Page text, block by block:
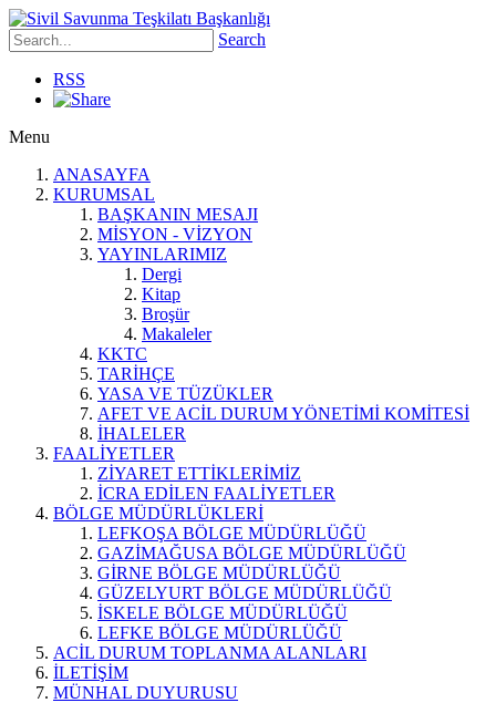
Search
RSS
Menu
ANASAYFA
KURUMSAL
BAŞKANIN MESAJI
MİSYON - VİZYON
YAYINLARIMIZ
Dergi
Kitap
Broşür
Makaleler
KKTC
TARİHÇE
YASA VE TÜZÜKLER
AFET VE ACİL DURUM YÖNETİMİ KOMİTESİ
İHALELER
FAALİYETLER
ZİYARET ETTİKLERİMİZ
İCRA EDİLEN FAALİYETLER
BÖLGE MÜDÜRLÜKLERİ
LEFKOŞA BÖLGE MÜDÜRLÜĞÜ
GAZİMAĞUSA BÖLGE MÜDÜRLÜĞÜ
GİRNE BÖLGE MÜDÜRLÜĞÜ
GÜZELYURT BÖLGE MÜDÜRLÜĞÜ
İSKELE BÖLGE MÜDÜRLÜĞÜ
LEFKE BÖLGE MÜDÜRLÜĞÜ
ACİL DURUM TOPLANMA ALANLARI
İLETİŞİM
MÜNHAL DUYURUSU